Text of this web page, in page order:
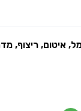
ריצוף,